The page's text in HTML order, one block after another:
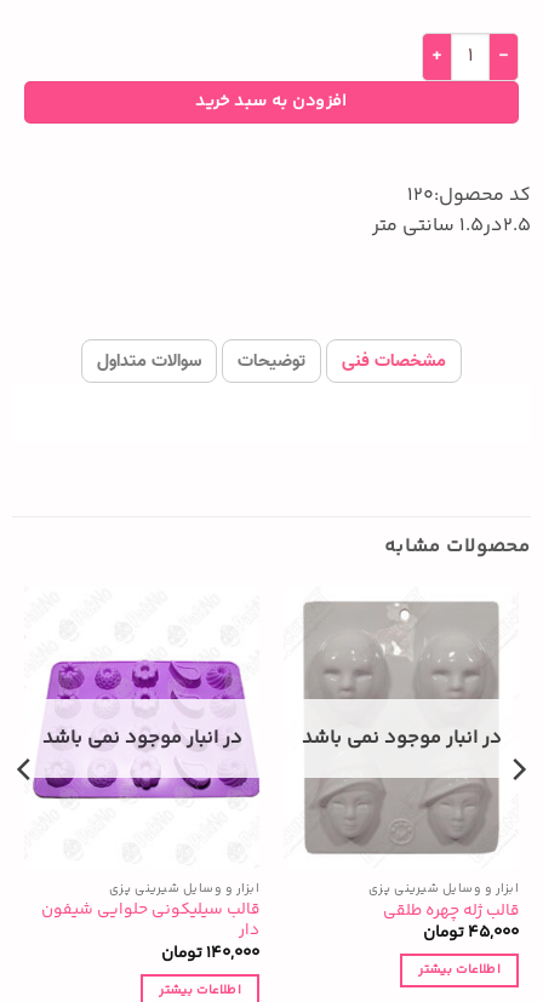
افزودن به سبد خرید
کد محصول:120
2.5در1.5 سانتی متر
مشخصات فنی توضیحات سوالات متداول
محصولات مشابه
در انبار موجود نمی باشد
ابزار و وسایل شیرینی پزی
قالب ژله چهره طلقی
45,000تومان
اطلاعات بیشتر
در انبار موجود نمی باشد
ابزار و وسایل شیرینی پزی
قالب سیلیکونی حلوایی شیفون
دار
140,000تومان
اطلاعات بیشتر